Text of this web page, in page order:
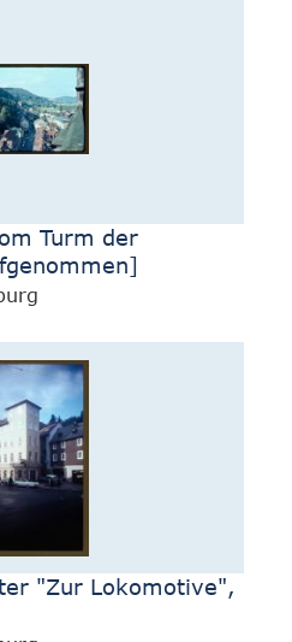
Turm der
"Zur Lokomotive",